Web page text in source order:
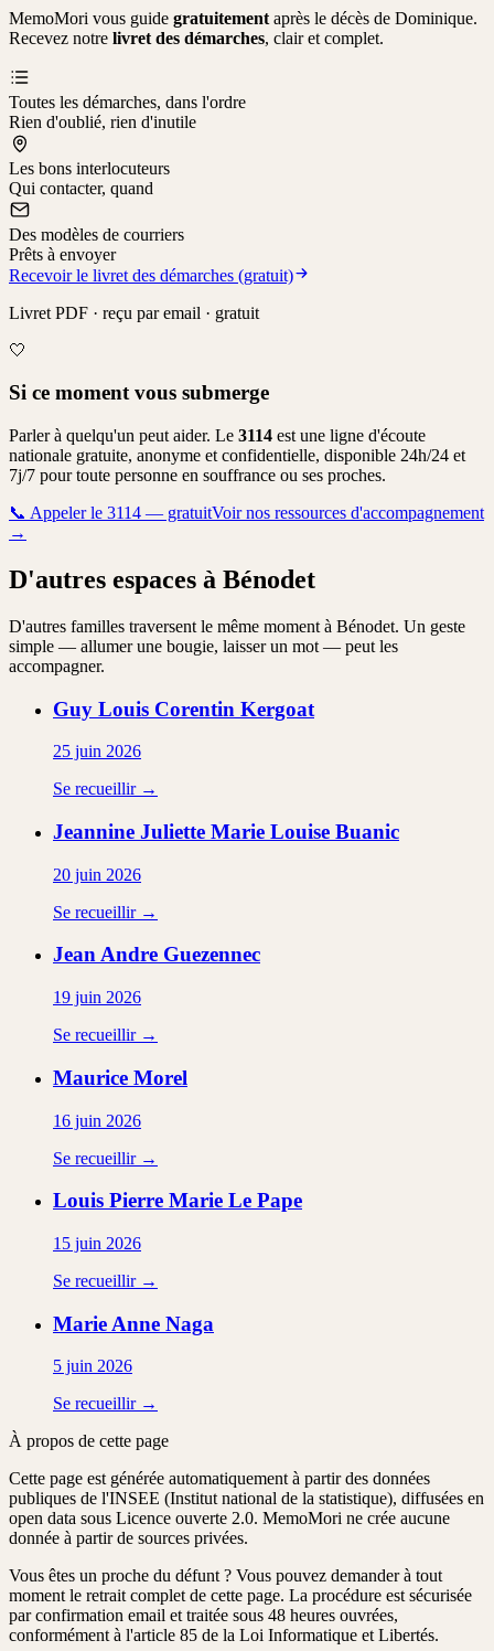
MemoMori vous guide gratuitement après le décès de Dominique.
Recevez notre livret des démarches, clair et complet.
Toutes les démarches, dans l'ordre
Rien d'oublié, rien d'inutile
Les bons interlocuteurs
Qui contacter, quand
Des modèles de courriers
Prêts à envoyer
Recevoir le livret des démarches (gratuit)
Livret PDF · reçu par email · gratuit
🤍
Si ce moment vous submerge
Parler à quelqu'un peut aider. Le 3114 est une ligne d'écoute
nationale gratuite, anonyme et confidentielle, disponible 24h/24 et
7j/7 pour toute personne en souffrance ou ses proches.
📞 Appeler le 3114 — gratuitVoir nos ressources d'accompagnement
→
D'autres espaces à Bénodet
D'autres familles traversent le même moment à Bénodet. Un geste
simple — allumer une bougie, laisser un mot — peut les
accompagner.
Guy Louis Corentin Kergoat
25 juin 2026
Se recueillir →
Jeannine Juliette Marie Louise Buanic
20 juin 2026
Se recueillir →
Jean Andre Guezennec
19 juin 2026
Se recueillir →
Maurice Morel
16 juin 2026
Se recueillir →
Louis Pierre Marie Le Pape
15 juin 2026
Se recueillir →
Marie Anne Naga
5 juin 2026
Se recueillir →
À propos de cette page
Cette page est générée automatiquement à partir des données
publiques de l'INSEE (Institut national de la statistique), diffusées en
open data sous Licence ouverte 2.0. MemoMori ne crée aucune
donnée à partir de sources privées.
Vous êtes un proche du défunt ? Vous pouvez demander à tout
moment le retrait complet de cette page. La procédure est sécurisée
par confirmation email et traitée sous 48 heures ouvrées,
conformément à l'article 85 de la Loi Informatique et Libertés.